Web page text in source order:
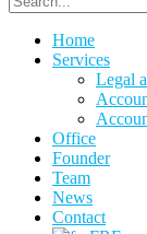
Home
Services
Legal
Office
Founder
Team
News
Contact